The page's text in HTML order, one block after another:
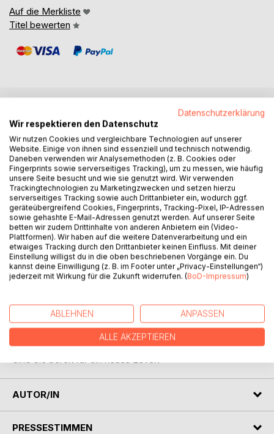
Auf die Merkliste
Titel bewerten
BESCHREIBUNG
Endlich ein harmonisches Familienleben!
Ein Wunschglaube oder doch Realität? Da Sie dieses Buch
in den Händen halten, gehe ich davon aus, dass Sie die
Hoffnung noch nicht ganz aufgegeben haben. Bravo! Ich
nehme Sie in diesem Buch auf eine abenteuerliche Reise in
drei Etappen mit, auf der Sie für die täglichen
Herausforderungen des Familienalltags gewappnet
werden. Sie werden hier keine weiteren «Erziehungstipps»
finden, sondern wertvolle und einfache Hilfsmittel, mit
denen es für Sie ein Leichtes sein wird Ihre
Nebenwirkung wird sein, dass Ihre Beziehung zu sich
selbst und zu Ihrem Partner auf ein neues Level angehoben
Sind Sie bereit für ein neues Level?
AUTOR/IN
PRESSESTIMMEN
Datenschutzerklärung
Wir respektieren den Datenschutz
Wir nutzen Cookies und vergleichbare Technologien auf unserer
Website. Einige von ihnen sind essenziell und technisch notwendig.
Daneben verwenden wir Analysemethoden (z. B. Cookies oder
Fingerprints sowie serverseitiges Tracking), um zu messen, wie häufig
unsere Seite besucht und wie sie genutzt wird. Wir verwenden
Trackingtechnologien zu Marketingzwecken und setzen hierzu
serverseitiges Tracking sowie auch Drittanbieter ein, wodurch ggf.
geräteübergreifend Cookies, Fingerprints, Tracking-Pixel, IP-Adressen
sowie gehashte E-Mail-Adressen genutzt werden. Auf unserer Seite
betten wir zudem Drittinhalte von anderen Anbietern ein (Video-
Plattformen). Wir haben auf die weitere Datenverarbeitung und ein
etwaiges Tracking durch den Drittanbieter keinen Einfluss. Mit deiner
Einstellung willigst du in die oben beschriebenen Vorgänge ein. Du
kannst deine Einwilligung (z. B. im Footer unter „Privacy-Einstellungen“)
jederzeit mit Wirkung für die Zukunft widerrufen. (BoD-Impressum)
ABLEHNEN ANPASSEN
ALLE AKZEPTIEREN